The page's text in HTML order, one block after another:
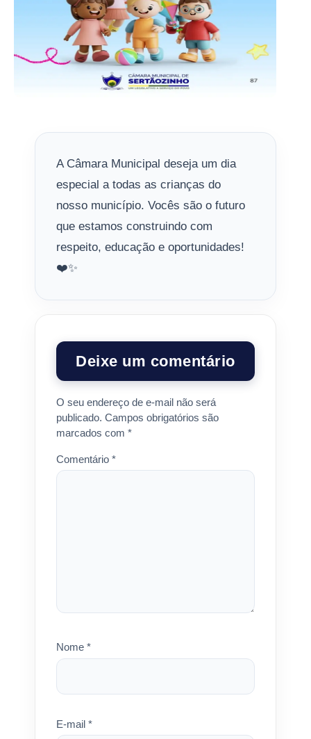
A Câmara Municipal deseja um dia
especial a todas as crianças do
nosso município. Vocês são o futuro
que estamos construindo com
respeito, educação e oportunidades!
❤️✨
Deixe um comentário
O seu endereço de e-mail não será
publicado. Campos obrigatórios são
marcados com *
Comentário *
Nome *
E-mail *